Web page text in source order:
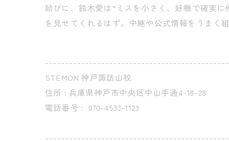
結びに、鈴木愛は“ミスを小さく、好機で確実
を見せてくれるはず。中継や公式情報をうまく
STEMON 神戸諏訪山校
住所 : 兵庫県神戸市中央区中山手通4-18-28
電話番号 : 070-4533-1123